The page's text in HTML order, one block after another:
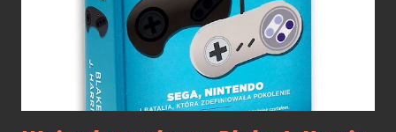
forma - pliki exe do pobrania z obcego źródła już nie. Z
tego też powodu możliwość stworzenia archiwum bloga
przeniosłem na wtyczkę Licznik Blogowy. Tak oto powstała
wersja 5.0. Licznik Blogowy 5.0 - archiwizacja Wtyczka w
wersji...